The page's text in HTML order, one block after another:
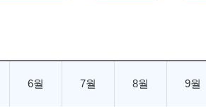
6월 7월 8월 9월